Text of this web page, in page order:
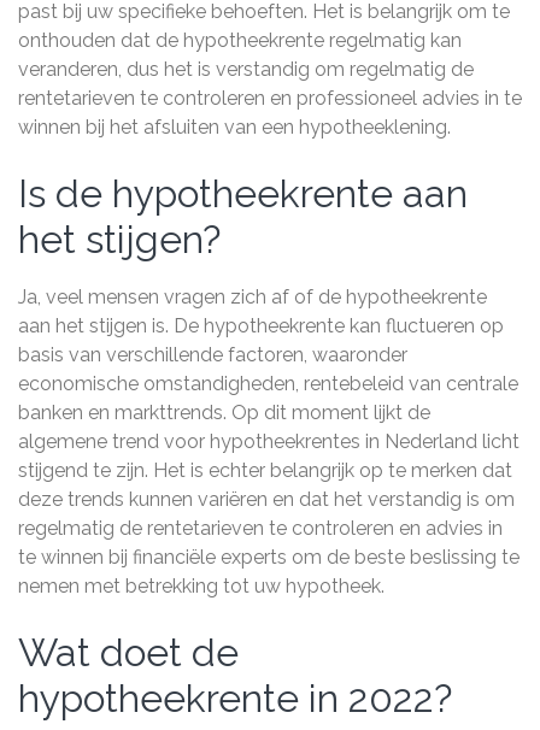
past bij uw specifieke behoeften. Het is belangrijk om te
onthouden dat de hypotheekrente regelmatig kan
veranderen, dus het is verstandig om regelmatig de
rentetarieven te controleren en professioneel advies in te
winnen bij het afsluiten van een hypotheeklening.
Is de hypotheekrente aan
het stijgen?
Ja, veel mensen vragen zich af of de hypotheekrente
aan het stijgen is. De hypotheekrente kan fluctueren op
basis van verschillende factoren, waaronder
economische omstandigheden, rentebeleid van centrale
banken en markttrends. Op dit moment lijkt de
algemene trend voor hypotheekrentes in Nederland licht
stijgend te zijn. Het is echter belangrijk op te merken dat
deze trends kunnen variëren en dat het verstandig is om
regelmatig de rentetarieven te controleren en advies in
te winnen bij financiële experts om de beste beslissing te
nemen met betrekking tot uw hypotheek.
Wat doet de
hypotheekrente in 2022?